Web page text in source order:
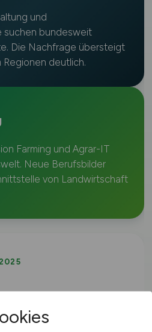
und
suchen bundesweit
Die Nachfrage übersteigt
deutlich.
Farming und Agrar-IT
Neue Berufsbilder
von Landwirtschaft